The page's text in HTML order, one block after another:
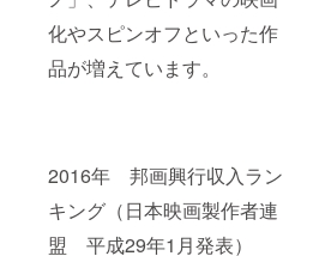
化やスピンオフといった作
品が増えています。
2016年 邦画興行収入ラン
キング（日本映画製作者連
盟 平成29年1月発表）